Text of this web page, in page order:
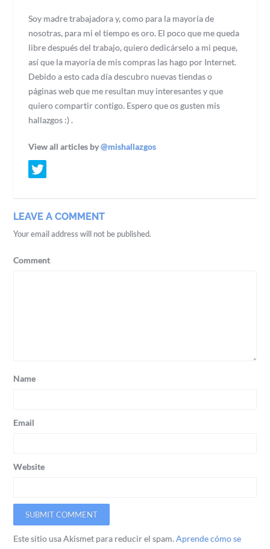
Soy madre trabajadora y, como para la mayoría de
nosotras, para mi el tiempo es oro. El poco que me queda
libre después del trabajo, quiero dedicárselo a mi peque,
así que la mayoría de mis compras las hago por Internet.
Debido a esto cada día descubro nuevas tiendas o
páginas web que me resultan muy interesantes y que
quiero compartir contigo. Espero que os gusten mis
hallazgos :) .
View all articles by@mishallazgos
LEAVE A COMMENT
Your email address will not be published.
Comment
Name
Email
Website
Este sitio usa Akismet para reducir el spam.Aprende cómo se